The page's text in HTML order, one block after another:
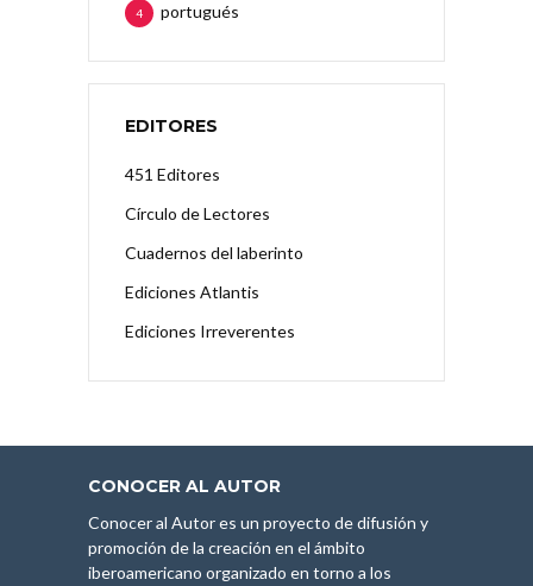
portugués
4
EDITORES
451 Editores
Círculo de Lectores
Cuadernos del laberinto
Ediciones Atlantis
Ediciones Irreverentes
CONOCER AL AUTOR
Conocer al Autor es un proyecto de difusión y
promoción de la creación en el ámbito
iberoamericano organizado en torno a los